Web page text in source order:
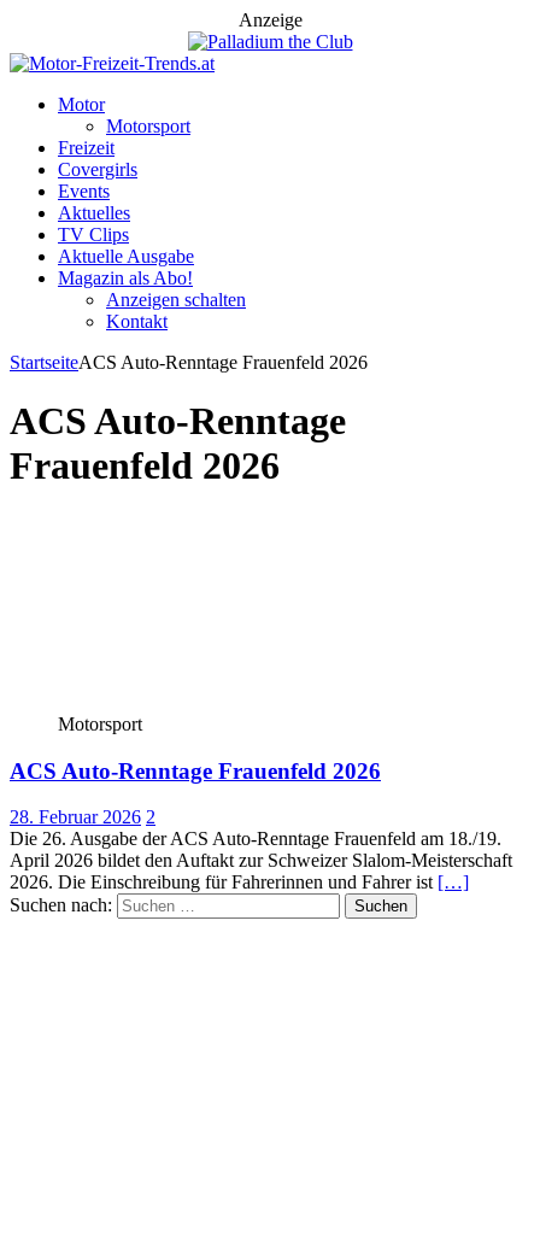
Anzeige
Motor
Motorsport
Freizeit
Covergirls
Events
Aktuelles
TV Clips
Aktuelle Ausgabe
Magazin als Abo!
Anzeigen schalten
Kontakt
StartseiteACS Auto-Renntage Frauenfeld 2026
ACS Auto-Renntage
Frauenfeld 2026
Motorsport
ACS Auto-Renntage Frauenfeld 2026
28. Februar 2026 2
Die 26. Ausgabe der ACS Auto-Renntage Frauenfeld am 18./19.
April 2026 bildet den Auftakt zur Schweizer Slalom-Meisterschaft
2026. Die Einschreibung für Fahrerinnen und Fahrer ist […]
Suchen nach: